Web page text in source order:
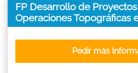
FP Desarrollo de
Operaciones Topográficas
Pedir más